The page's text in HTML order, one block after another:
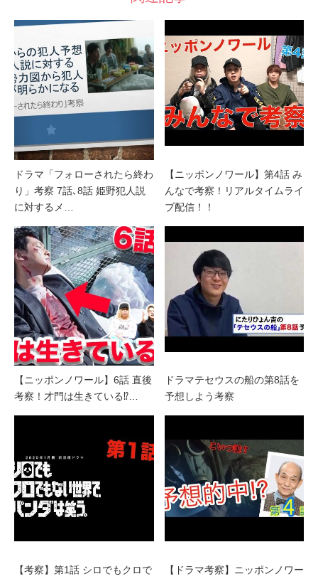
ドラマ「フォローされたら終わ
り」考察 7話､8話 姫野犯人説
に対するメ…
【ニッポンノワール】第4話 み
んなで考察！リアルタイムライ
ブ配信！！
【ニッポンノワール】6話 直後
考察！才門は生きている⁉︎…
ドラマテセウスの船の第8話を
予想しよう考察
【考察】第1話 シロでもクロで
【ドラマ考察】ニッポンノワー